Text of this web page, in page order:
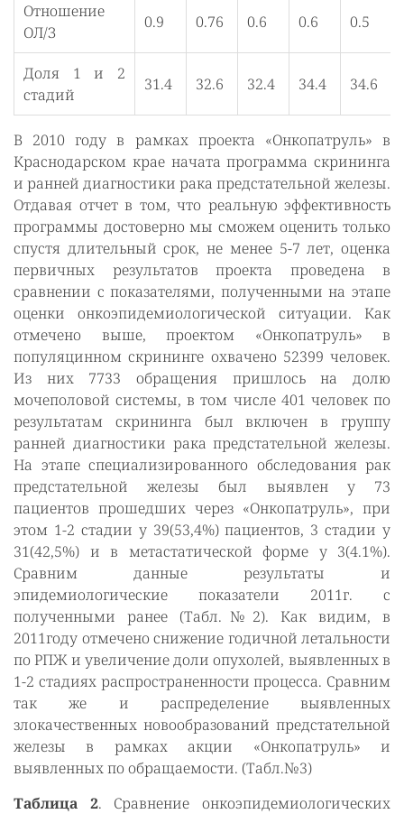
Отношение
ОЛ/З
0.9 0.76 0.6 0.6 0.5
Доля 1 и 2
стадий
31.4 32.6 32.4 34.4 34.6
В 2010 году в рамках проекта «Онкопатруль» в
Краснодарском крае начата программа скрининга
и ранней диагностики рака предстательной железы.
Отдавая отчет в том, что реальную эффективность
программы достоверно мы сможем оценить только
спустя длительный срок, не менее 5-7 лет, оценка
первичных результатов проекта проведена в
сравнении с показателями, полученными на этапе
оценки онкоэпидемиологической ситуации. Как
отмечено выше, проектом «Онкопатруль» в
популяцинном скрининге охвачено 52399 человек.
Из них 7733 обращения пришлось на долю
мочеполовой системы, в том числе 401 человек по
результатам скрининга был включен в группу
ранней диагностики рака предстательной железы.
На этапе специализированного обследования рак
предстательной железы был выявлен у 73
пациентов прошедших через «Онкопатруль», при
этом 1-2 стадии у 39(53,4%) пациентов, 3 стадии у
31(42,5%) и в метастатической форме у 3(4.1%).
Сравним данные результаты и
эпидемиологические показатели 2011г. с
полученными ранее (Табл.№2). Как видим, в
2011году отмечено снижение годичной летальности
по РПЖ и увеличение доли опухолей, выявленных в
1-2 стадиях распространенности процесса. Сравним
так же и распределение выявленных
злокачественных новообразований предстательной
железы в рамках акции «Онкопатруль» и
выявленных по обращаемости. (Табл.№3)
Таблица 2. Сравнение онкоэпидемиологических